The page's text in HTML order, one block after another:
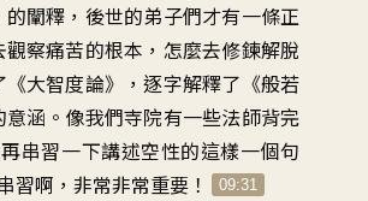
闡釋，後世的弟子們才有一條正
察痛苦的根本，怎麼去修鍊解脫
大智度論》，逐字解釋了《般若
涵。像我們寺院有一些法師背完
串習一下講述空性的這樣一個句
啊，非常非常重要！
09:31